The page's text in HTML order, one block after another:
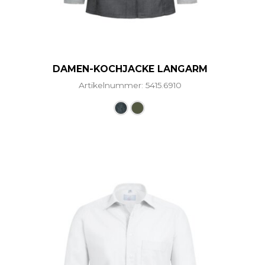
DAMEN-KOCHJACKE LANGARM
Artikelnummer: 5415.6910